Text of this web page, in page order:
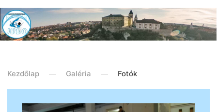
Kezdőlap Galéria Fotók